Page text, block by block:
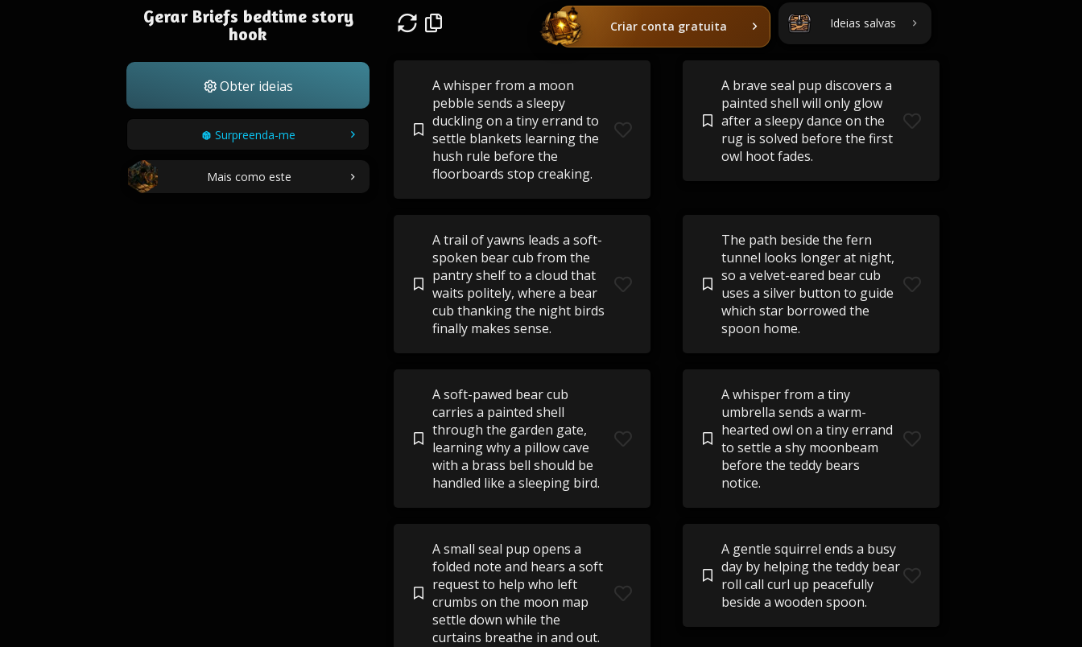
Gerar Briefs bedtime story
hook
Obter ideias
Surpreenda-me
Mais como este
Criar conta gratuita Ideias salvas
A whisper from a moon
pebble sends a sleepy
duckling on a tiny errand to
settle blankets learning the
hush rule before the
floorboards stop creaking.
A brave seal pup discovers a
painted shell will only glow
after a sleepy dance on the
rug is solved before the first
owl hoot fades.
A trail of yawns leads a soft-
spoken bear cub from the
pantry shelf to a cloud that
waits politely, where a bear
cub thanking the night birds
finally makes sense.
The path beside the fern
tunnel looks longer at night,
so a velvet-eared bear cub
uses a silver button to guide
which star borrowed the
spoon home.
A soft-pawed bear cub
carries a painted shell
through the garden gate,
learning why a pillow cave
with a brass bell should be
handled like a sleeping bird.
A whisper from a tiny
umbrella sends a warm-
hearted owl on a tiny errand
to settle a shy moonbeam
before the teddy bears
notice.
A small seal pup opens a
folded note and hears a soft
request to help who left
crumbs on the moon map
settle down while the
curtains breathe in and out.
A gentle squirrel ends a busy
day by helping the teddy bear
roll call curl up peacefully
beside a wooden spoon.